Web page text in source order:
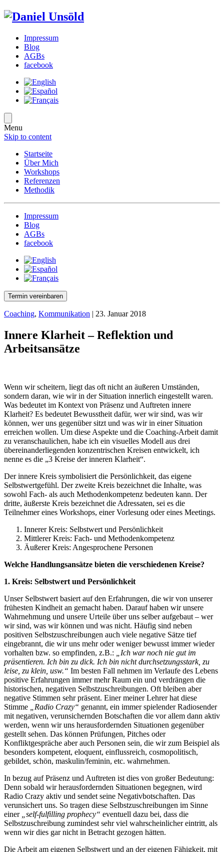
Impressum
Blog
AGBs
facebook
Menu
Skip to content
Startseite
Über Mich
Workshops
Referenzen
Methodik
Impressum
Blog
AGBs
facebook
Termin vereinbaren
Coaching, Kommunikation | 23. Januar 2018
Innere Klarheit – Reflektion und
Arbeitsansätze
Wenn wir scheitern, liegt das oft nicht an äußeren Umständen,
sondern daran, wie wir in der Situation innerlich eingestellt waren.
Was bedeutet im Kontext von Präsenz und Auftreten innere
Klarheit? Es bedeutet Bewusstheit dafür, wer wir sind, was wir
können, wer uns gegenüber sitzt und was wir in einer Situation
erreichen wollen. Um diese Aspekte und die Coaching-Arbeit damit
zu veranschaulichen, habe ich ein visuelles Modell aus drei
übereinanderliegenden konzentrischen Kreisen entwickelt, ich
nenne es die „3 Kreise der inneren Klarheit“.
Der innere Kreis symbolisiert die Persönlichkeit, das eigene
Selbstwertgefühl. Der zweite Kreis bezeichnet die Inhalte, was
sowohl Fach- als auch Methodenkompetenz bedeuten kann. Der
dritte, äußerste Kreis bezeichnet die Adressaten, sei es die
Teilnehmer eines Workshops, einer Vorlesung oder eines Meetings.
Innerer Kreis: Selbstwert und Persönlichkeit
Mittlerer Kreis: Fach- und Methodenkompetenz
Äußerer Kreis: Angesprochene Personen
Welche Handlungsansätze bieten die verschiedenen Kreise?
1. Kreis: Selbstwert und Persönlichkeit
Unser Selbstwert basiert auf den Erfahrungen, die wir von unserer
frühesten Kindheit an gemacht haben. Darauf haben wir unsere
Wahrnehmung und unsere Urteile über uns selber aufgebaut – wer
wir sind, was wir können und was nicht. Häufig sind neben
positiven Selbstzuschreibungen auch viele negative Sätze tief
eingebrannt, die wir uns mehr oder weniger bewusst immer wieder
vorhalten bzw. so empfinden, z.B.:
„Ich war noch nie gut im
präsentieren. Ich bin zu dick. Ich bin nicht durchsetzungsstark, zu
leise, zu klein, usw.“ Im besten Fall nehmen im Verlaufe des Lebens
positive Erfahrungen immer mehr Raum ein und verdrängen die
historischen, negativen Selbstzuschreibungen. Oft bleiben aber
negative Stimmen sehr präsent. Einer meiner Lehrer hat diese
Stimme
„Radio Crazy“ genannt, ein immer spielender Radiosender
mit negativen, verunsichernden Botschaften die vor allem dann aktiv
werden, wenn wir uns herausfordernden Situationen gegenüber
gestellt sehen. Das können Prüfungen, Pitches oder
Konfliktgespräche aber auch Personen sein, die wir zum Beispiel als
besonders kompetent, eloquent, einflussreich, cosmopolitisch,
gebildet, schön, maskulin/feminin, etc. wahrnehmen.
In bezug auf Präsenz und Auftreten ist dies von großer Bedeutung:
Denn sobald wir herausfordernden Situationen begegnen, wird
Radio Crazy aktiv und sendet seine Negativbotschaften. Das
verunsichert uns. So tragen diese Selbstzuschreibungen im Sinne
einer
„self-fulfilling prophecy“ eventuell dazu bei, dass die
Selbstzuschreibung zumindest sehr viel wahrscheinlicher eintritt, als
wenn wir dies gar nicht in Betracht gezogen hätten.
Die Arbeit am eigenen Selbstwert und an der eigenen Fähigkeit, mit